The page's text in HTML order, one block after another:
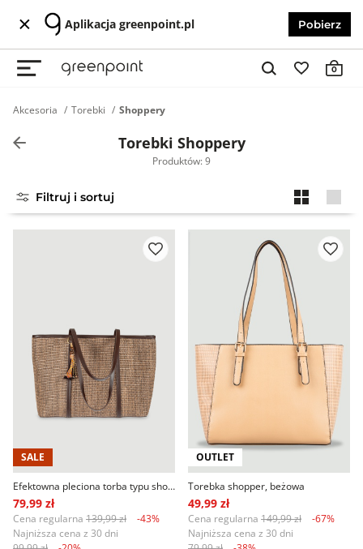
Aplikacja greenpoint.pl Pobierz
0
Akcesoria Torebki Shoppery
Torebki Shoppery
Produktów: 9
Filtruj i sortuj
SALE
Efektowna pleciona torba typu shopper
79,99 zł
Cena regularna 139,99 zł
-43%
Najniższa cena z 30 dni
OUTLET
Torebka shopper, beżowa
49,99 zł
Cena regularna 149,99 zł
-67%
Najniższa cena z 30 dni